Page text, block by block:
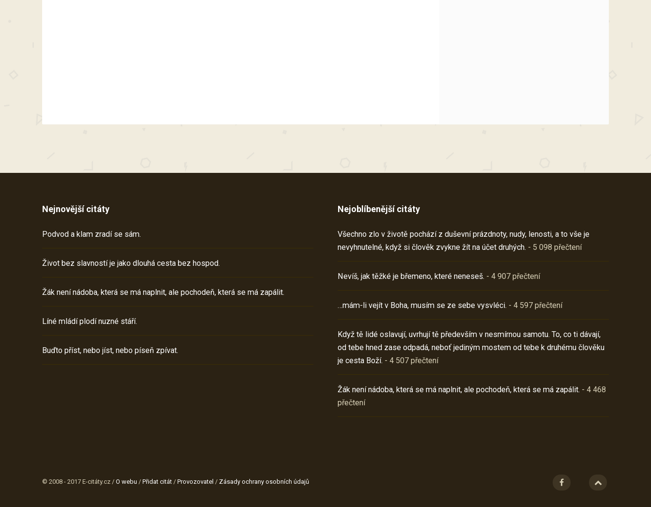
Nejnovější citáty
Podvod a klam zradí se sám.
Život bez slavností je jako dlouhá cesta bez hospod.
Žák není nádoba, která se má naplnit, ale pochodeň, která se má zapálit.
Líné mládí plodí nuzné stáří.
Buďto příst, nebo jíst, nebo píseň zpívat.
Nejoblíbenější citáty
Všechno zlo v životě pochází z duševní prázdnoty, nudy, lenosti, a to vše je
nevyhnutelné, když si člověk zvykne žít na účet druhých. - 5 098 přečtení
Nevíš, jak těžké je břemeno, které neneseš. - 4 907 přečtení
…mám-li vejít v Boha, musím se ze sebe vysvléci. - 4 597 přečtení
Když tě lidé oslavují, uvrhují tě především v nesmírnou samotu. To, co ti dávají,
od tebe hned zase odpadá, neboť jediným mostem od tebe k druhému člověku
je cesta Boží. - 4 507 přečtení
Žák není nádoba, která se má naplnit, ale pochodeň, která se má zapálit. - 4 468
přečtení
© 2008 - 2017 E-citáty.cz / O webu / Přidat citát / Provozovatel / Zásady ochrany osobních údajů